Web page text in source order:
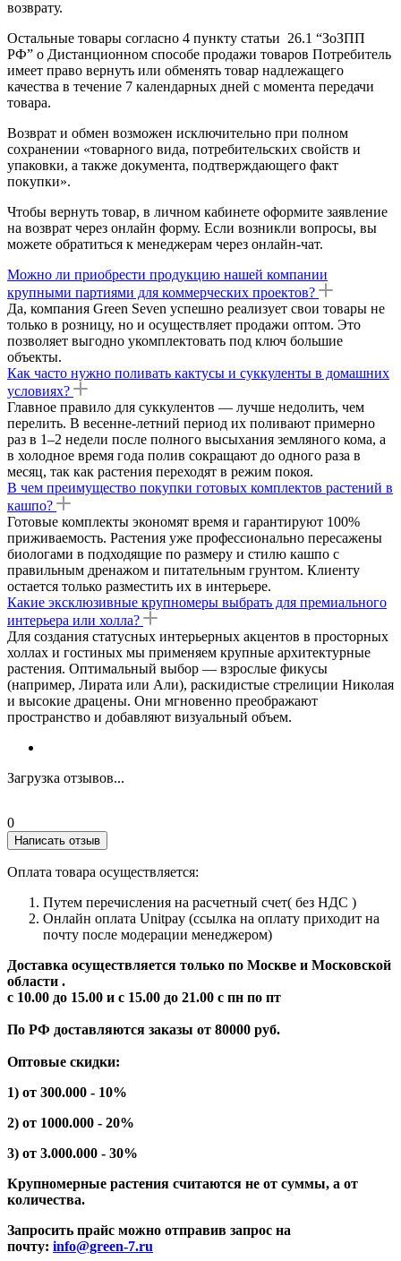
возврату.
Остальные товары согласно 4 пункту статьи 26.1 “ЗоЗПП
РФ” о Дистанционном способе продажи товаров Потребитель
имеет право вернуть или обменять товар надлежащего
качества в течение 7 календарных дней с момента передачи
товара.
Возврат и обмен возможен исключительно при полном
сохранении «товарного вида, потребительских свойств и
упаковки, а также документа, подтверждающего факт
покупки».
Чтобы вернуть товар, в личном кабинете оформите заявление
на возврат через онлайн форму. Если возникли вопросы, вы
можете обратиться к менеджерам через онлайн-чат.
Можно ли приобрести продукцию нашей компании
крупными партиями для коммерческих проектов?
Да, компания Green Seven успешно реализует свои товары не
только в розницу, но и осуществляет продажи оптом. Это
позволяет выгодно укомплектовать под ключ большие
объекты.
Как часто нужно поливать кактусы и суккуленты в домашних
условиях?
Главное правило для суккулентов — лучше недолить, чем
перелить. В весенне-летний период их поливают примерно
раз в 1–2 недели после полного высыхания земляного кома, а
в холодное время года полив сокращают до одного раза в
месяц, так как растения переходят в режим покоя.
В чем преимущество покупки готовых комплектов растений в
кашпо?
Готовые комплекты экономят время и гарантируют 100%
приживаемость. Растения уже профессионально пересажены
биологами в подходящие по размеру и стилю кашпо с
правильным дренажом и питательным грунтом. Клиенту
остается только разместить их в интерьере.
Какие эксклюзивные крупномеры выбрать для премиального
интерьера или холла?
Для создания статусных интерьерных акцентов в просторных
холлах и гостиных мы применяем крупные архитектурные
растения. Оптимальный выбор — взрослые фикусы
(например, Лирата или Али), раскидистые стрелиции Николая
и высокие драцены. Они мгновенно преображают
пространство и добавляют визуальный объем.
Загрузка отзывов...
0
Написать отзыв
Оплата товара осуществляется:
Путем перечисления на расчетный счет( без НДС )
Онлайн оплата Unitpay (ссылка на оплату приходит на
почту после модерации менеджером)
Доставка осуществляется только по Москве и Московской
области .
с 10.00 до 15.00 и с 15.00 до 21.00 с пн по пт
По РФ доставляются заказы от 80000 руб.
Оптовые скидки:
1) от 300.000 - 10%
2) от 1000.000 - 20%
3) от 3.000.000 - 30%
Крупномерные растения считаются не от суммы, а от
количества.
Запросить прайс можно отправив запрос на
почту: info@green-7.ru